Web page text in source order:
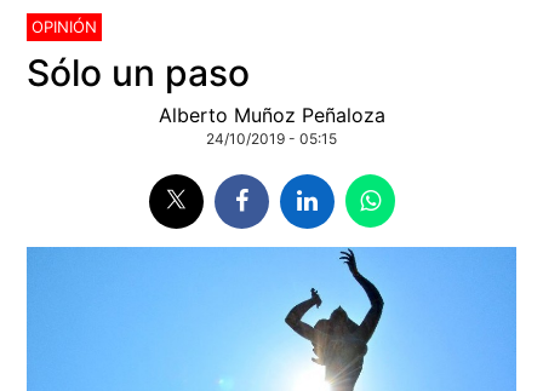
OPINIÓN
Sólo un paso
Alberto Muñoz Peñaloza
24/10/2019 - 05:15